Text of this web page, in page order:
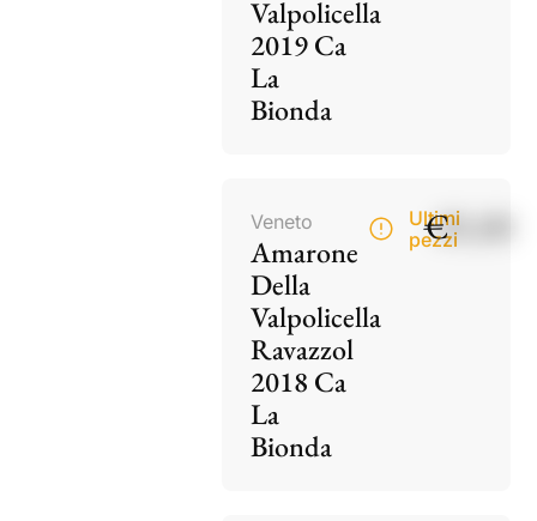
Valpolicella
2019 Ca
La
Bionda
Veneto
Amarone
Della
Valpolicella
Ravazzol
2018 Ca
La
Bionda
Ultimi
pezzi
€85,00